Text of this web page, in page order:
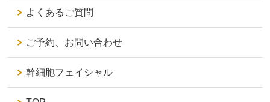
よくあるご質問
ご予約、お問い合わせ
幹細胞フェイシャル